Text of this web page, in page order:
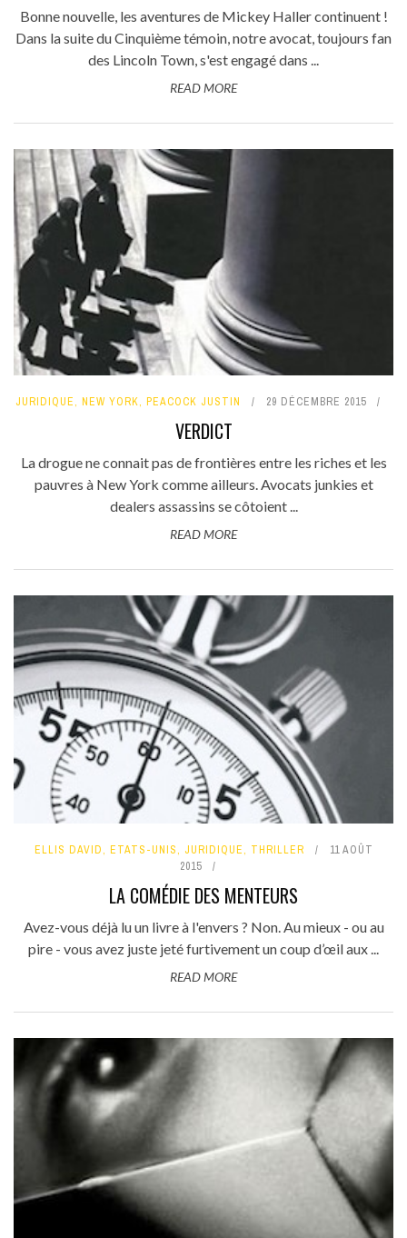
Bonne nouvelle, les aventures de Mickey Haller continuent !
Dans la suite du Cinquième témoin, notre avocat, toujours fan
des Lincoln Town, s'est engagé dans ...
READ MORE
JURIDIQUE, NEW YORK, PEACOCK JUSTIN 29 DÉCEMBRE 2015
VERDICT
La drogue ne connait pas de frontières entre les riches et les
pauvres à New York comme ailleurs. Avocats junkies et
dealers assassins se côtoient ...
READ MORE
ELLIS DAVID, ETATS-UNIS, JURIDIQUE, THRILLER
11 AOÛT
2015
LA COMÉDIE DES MENTEURS
Avez-vous déjà lu un livre à l'envers ? Non. Au mieux - ou au
pire - vous avez juste jeté furtivement un coup d’œil aux ...
READ MORE